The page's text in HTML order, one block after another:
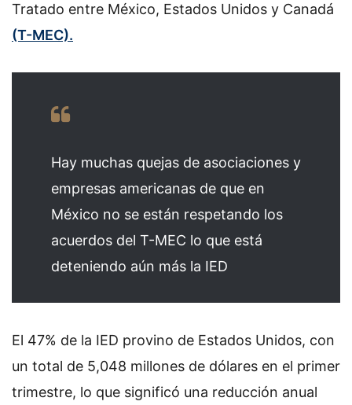
Tratado entre México, Estados Unidos y Canadá
(T-MEC).
Hay muchas quejas de asociaciones y
empresas americanas de que en
México no se están respetando los
acuerdos del T-MEC lo que está
deteniendo aún más la IED
El 47% de la IED provino de Estados Unidos, con
un total de 5,048 millones de dólares en el primer
trimestre, lo que significó una reducción anual